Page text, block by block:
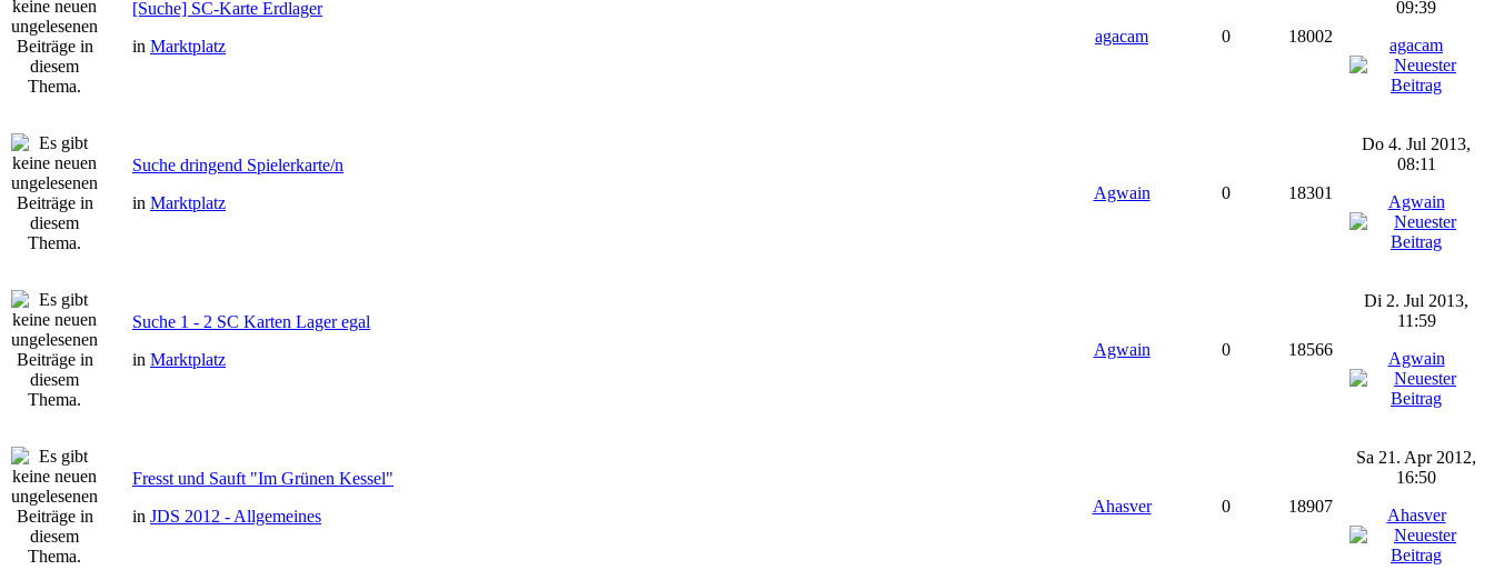
[Suche] SC-Karte Erdlager
in Marktplatz
agacam 0 18002
09:39
agacam
Suche dringend Spielerkarte/n
in Marktplatz
Agwain 0 18301
Do 4. Jul 2013,
08:11
Agwain
Suche 1 - 2 SC Karten Lager egal
in Marktplatz
Agwain 0 18566
Di 2. Jul 2013,
11:59
Agwain
Fresst und Sauft "Im Grünen Kessel"
in JDS 2012 - Allgemeines
Ahasver 0 18907
Sa 21. Apr 2012,
16:50
Ahasver